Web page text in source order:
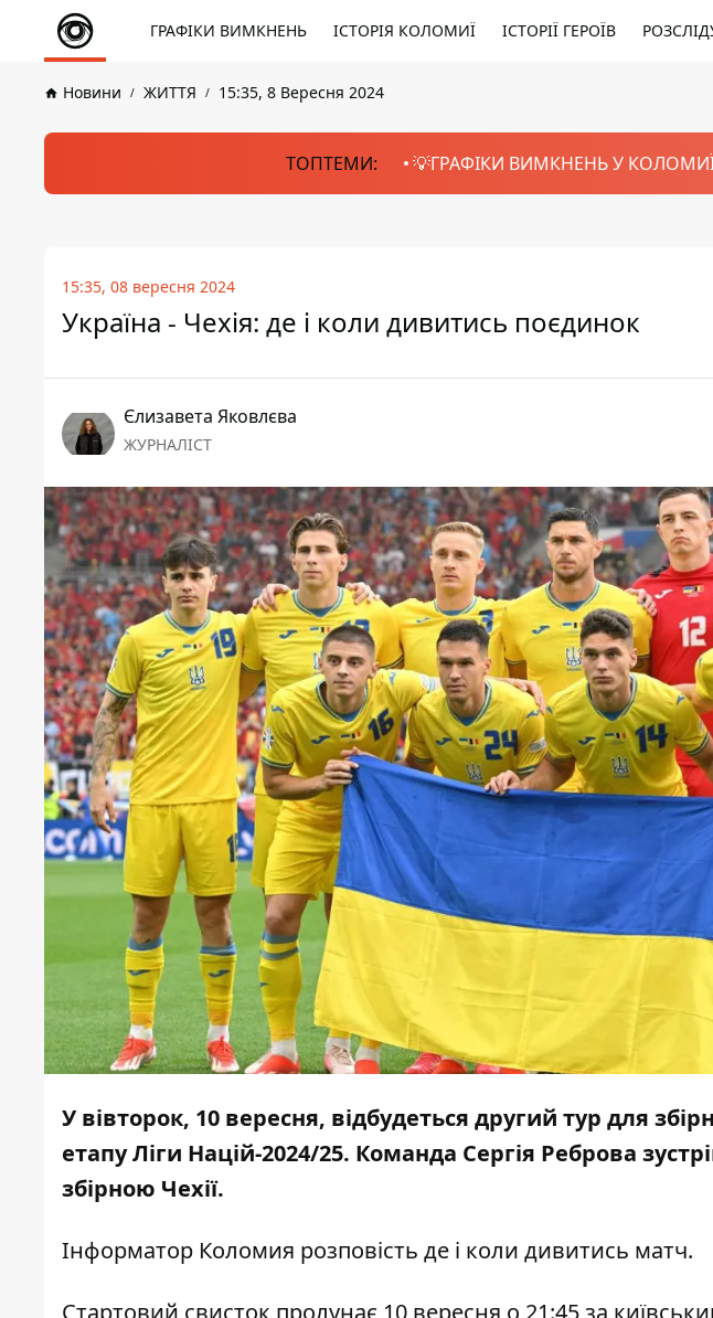
ГРАФІКИ ВИМКНЕНЬ ІСТОРІЯ КОЛОМИЇ ІСТОРІЇ ГЕРОЇВ
Новини ЖИТТЯ 15:35, 8 Вересня 2024
ТОПТЕМИ: 💡ГРАФІКИ ВИМКНЕНЬ У КОЛОМИЇ
15:35, 08 вересня 2024
Україна - Чехія: де і коли дивитись поєдинок
Єлизавета Яковлєва
ЖУРНАЛІСТ
У вівторок, 10 вересня, відбудеться другий тур для
етапу Ліги Націй-2024/25. Команда Сергія Реброва
збірною Чехії.
Інформатор Коломия розповість де і коли дивитись матч.